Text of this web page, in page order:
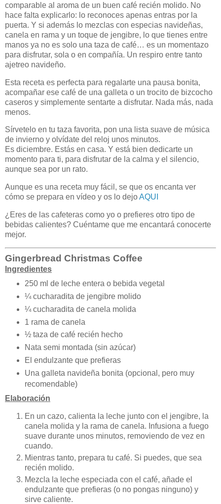
comparable al aroma de un buen café recién molido. No
hace falta explicarlo: lo reconoces apenas entras por la
puerta. Y si además lo mezclas con especias navideñas,
canela en rama y un toque de jengibre, lo que tienes entre
manos ya no es solo una taza de café… es un momentazo
para disfrutar, sola o en compañía. Un respiro entre tanto
ajetreo navideño.
Esta receta es perfecta para regalarte una pausa bonita,
acompañar ese café de una galleta o un trocito de bizcocho
caseros y simplemente sentarte a disfrutar. Nada más, nada
menos.
Sírvetelo en tu taza favorita, pon una lista suave de música
de invierno y olvídate del reloj unos minutos.
Es diciembre. Estás en casa. Y está bien dedicarte un
momento para ti, para disfrutar de la calma y el silencio,
aunque sea por un rato.
Aunque es una receta muy fácil, se que os encanta ver
cómo se prepara en vídeo y os lo dejoAQUI
¿Eres de las cafeteras como yo o prefieres otro tipo de
bebidas calientes? Cuéntame que me encantará conocerte
mejor.
Gingerbread Christmas Coffee
Ingredientes
250 ml de leche entera o bebida vegetal
¼ cucharadita de jengibre molido
¼ cucharadita de canela molida
1 rama de canela
½ taza de café recién hecho
Nata semi montada (sin azúcar)
El endulzante que prefieras
Una galleta navideña bonita (opcional, pero muy
recomendable)
Elaboración
En un cazo, calienta la leche junto con el jengibre, la
canela molida y la rama de canela. Infusiona a fuego
suave durante unos minutos, removiendo de vez en
cuando.
Mientras tanto, prepara tu café. Si puedes, que sea
recién molido.
Mezcla la leche especiada con el café, añade el
endulzante que prefieras (o no pongas ninguno) y
sirve caliente.